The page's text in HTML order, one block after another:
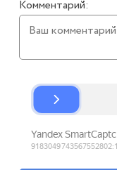
Комментарий: